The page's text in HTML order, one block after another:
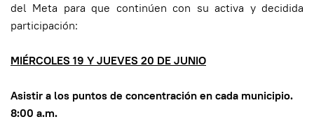
del Meta para que continúen con su activa y decidida
participación:
MIÉRCOLES 19 Y JUEVES 20 DE JUNIO
Asistir a los puntos de concentración en cada municipio.
8:00 a.m.